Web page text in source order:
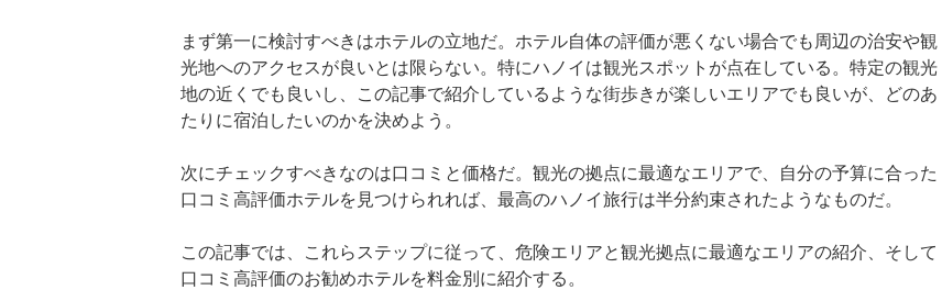
まず第一に検討すべきはホテルの立地だ。ホテル自体の評価が悪くない場合でも周辺の治安や観
光地へのアクセスが良いとは限らない。特にハノイは観光スポットが点在している。特定の観光
地の近くでも良いし、この記事で紹介しているような街歩きが楽しいエリアでも良いが、どのあ
たりに宿泊したいのかを決めよう。
次にチェックすべきなのは口コミと価格だ。観光の拠点に最適なエリアで、自分の予算に合った
口コミ高評価ホテルを見つけられれば、最高のハノイ旅行は半分約束されたようなものだ。
この記事では、これらステップに従って、危険エリアと観光拠点に最適なエリアの紹介、そして
口コミ高評価のお勧めホテルを料金別に紹介する。